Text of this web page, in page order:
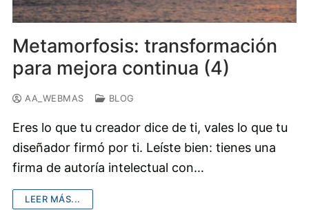
Metamorfosis: transformación
para mejora continua (4)
AA_WEBMAS BLOG
Eres lo que tu creador dice de ti, vales lo que tu
diseñador firmó por ti. Leíste bien: tienes una
firma de autoría intelectual con…
LEER MÁS...